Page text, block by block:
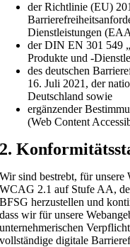
der Richtlinie (EU)
Dienstleistungen
der DIN EN 301 549
Produkte und -
des deutschen
16. Juli 2021, der
Deutschland sowie
ergänzender
(Web Content
2.
Wir sind bestrebt, für
WCAG 2.1 auf Stufe AA,
BFSG herzustellen und
dass wir für unsere
unternehmerischen
vollständige digitale